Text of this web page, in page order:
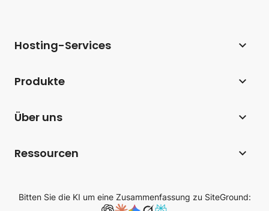
Hosting-Services
Hosting für WooCommerce
Cloud Hosting
Produkte
Coderick AI
Über uns
SiteGround-Bewertungen
Ressourcen
Wissensdatenbank
Bitten Sie die KI um eine Zusammenfassung zu SiteGround: